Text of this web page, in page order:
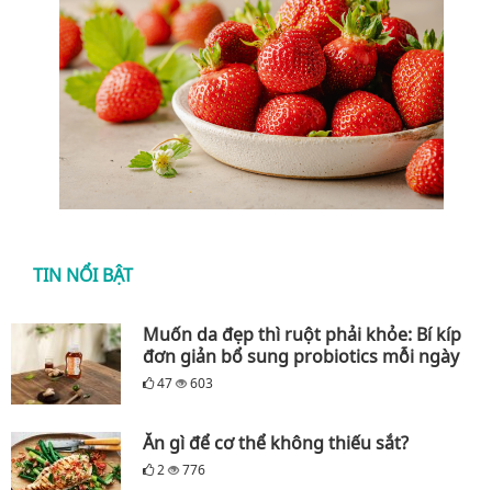
TIN NỔI BẬT
Muốn da đẹp thì ruột phải khỏe: Bí kíp
đơn giản bổ sung probiotics mỗi ngày
47 603
Ăn gì để cơ thể không thiếu sắt?
2 776